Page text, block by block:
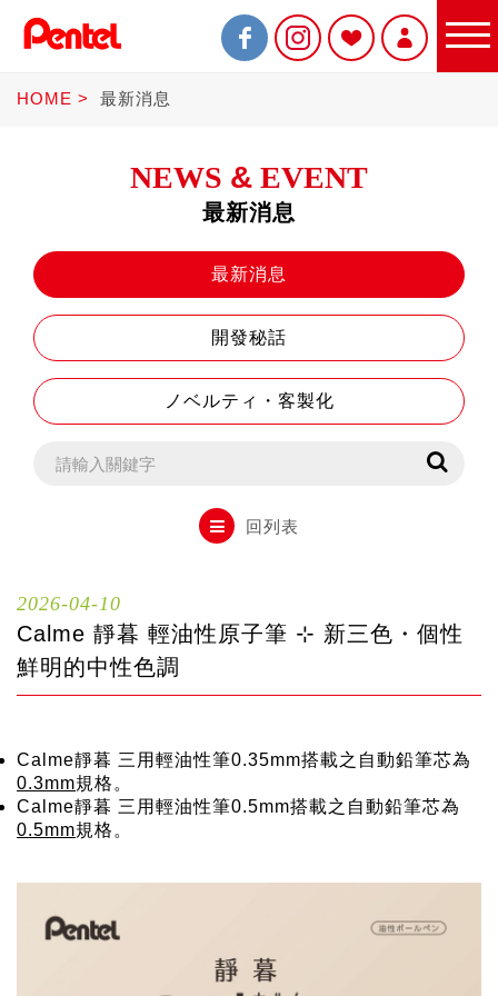
限定商品
書寫筆
Sterling
油性筆
畫材
HOME 最新消息
NEWS & EVENT
最新消息
最新消息
開發秘話
ノベルティ・客製化
回列表
2026-04-10
Calme 靜暮 輕油性原子筆 ⊹ 新三色・個性
鮮明的中性色調
Calme靜暮 三用輕油性筆0.35mm搭載之自動鉛筆芯為
0.3mm規格。
Calme靜暮 三用輕油性筆0.5mm搭載之自動鉛筆芯為
0.5mm規格。